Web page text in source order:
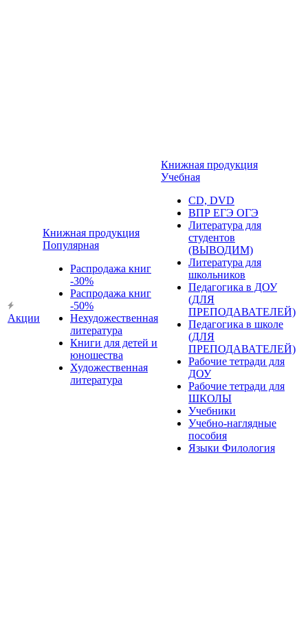
Акции
Книжная продукция
Популярная
Распродажа книг
-30%
Распродажа книг
-50%
Нехудожественная
литература
Книги для детей и
юношества
Художественная
литература
Книжная продукция
Учебная
CD, DVD
ВПР ЕГЭ ОГЭ
Литература для
студентов
(ВЫВОДИМ)
Литература для
школьников
Педагогика в ДОУ
(ДЛЯ
ПРЕПОДАВАТЕЛЕЙ)
Педагогика в школе
(ДЛЯ
ПРЕПОДАВАТЕЛЕЙ)
Рабочие тетради для
ДОУ
Рабочие тетради для
ШКОЛЫ
Учебники
Учебно-наглядные
пособия
Языки Филология